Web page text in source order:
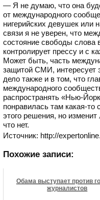
— Я не думаю, что она
от международного
нигерийских девушек или
связи я не уверен, что
состояние свободы слова
контролирует прессу и с
Может быть, часть
защитой СМИ, интересует
дело также и в том, что
международного
распространять «Нью-
понравилась там какая-то
этого решения, но
что нет.
Источник: http://
Похожие записи:
Обама выступает против
журналистов